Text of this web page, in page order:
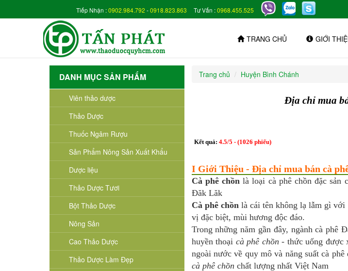
Tiếp Nhận :0902.984.792 -0918.823.863 Tư Vấn :0968.455.525
TRANG CHỦ GIỚI
DANH MỤC SẢN PHẨM
Viên thảo dược
Thảo Dược
Thuốc Ngâm Rượu
Sản Phẩm Nông Sản Xuất Khẩu
Dược liệu
Thảo Dược Tươi
Bột Thảo Dược
Nông Sản
Cao Thảo Dược
Thảo Dược Làm Đẹp
Trang chủ Huyện Bình Chánh
Địa chỉ mua
Kết quả: 4.5/5 - (1026 phiếu)
I Giới Thiệu - Địa chỉ mua bán cà
Cà phê chồnlà loại cà phê chồn đặc sản
Đăk Lăk
Cà phê chồnlà cái tên không lạ lẫm gì với
vị đặc biệt, mùi hương độc đáo.
Trong những năm gần đây, ngành cà
huyền thoại cà phê chồn - thức uống được
ngoài nước về quy mô và năng suất cà
cà phê chồn chất lượng nhất Việt Nam